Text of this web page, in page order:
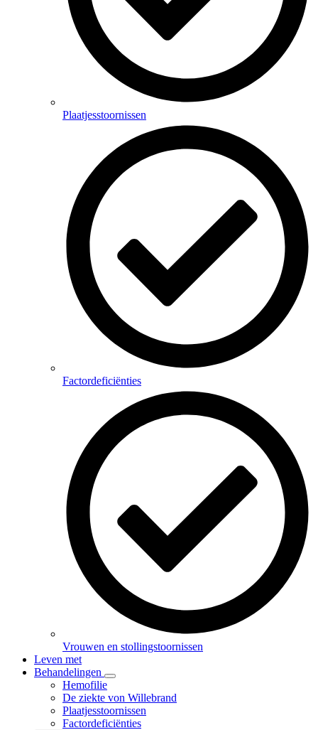
Plaatjesstoornissen
Factordeficiënties
Vrouwen en stollingstoornissen
Leven met
Behandelingen
Hemofilie
De ziekte von Willebrand
Plaatjesstoornissen
Factordeficiënties